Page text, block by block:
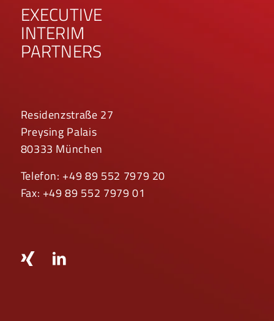
EXECUTIVE
INTERIM
PARTNERS
Residenzstraße 27
Preysing Palais
80333 München
Telefon: +49 89 552 7979 20
Fax: +49 89 552 7979 01